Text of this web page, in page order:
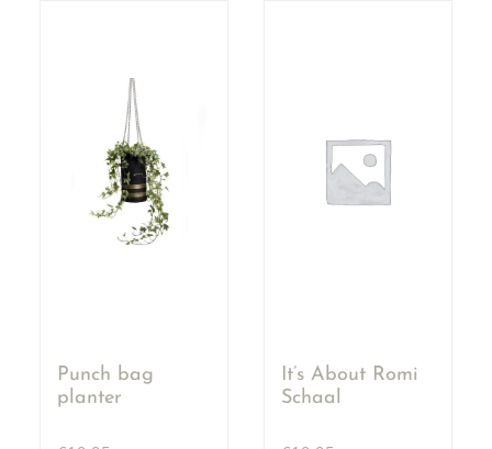
Punch bag
planter
It’s About Romi
Schaal